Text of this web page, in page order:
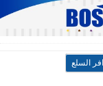
السلع